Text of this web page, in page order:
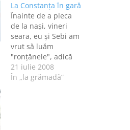
La Constanţa în gară
Înainte de a pleca
de la naşi, vineri
seara, eu şi Sebi am
vrut să luăm
"ronţănele", adică
chestii de mâncat pe
tren, pentru că ne
21 iulie 2008
În „la grămadă”